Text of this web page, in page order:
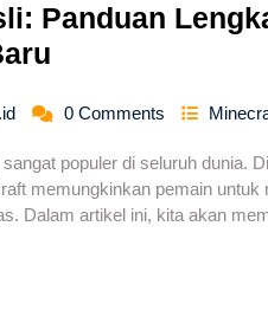
Panduan
0 Comments
populer di seluruh dunia.
memungkinkan pemain untuk
Dalam artikel ini, kita akan